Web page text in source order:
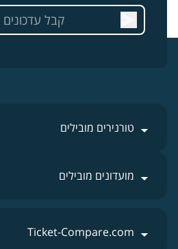
טורנירים מובילים
מועדונים מובילים
Ticket-Compare.com